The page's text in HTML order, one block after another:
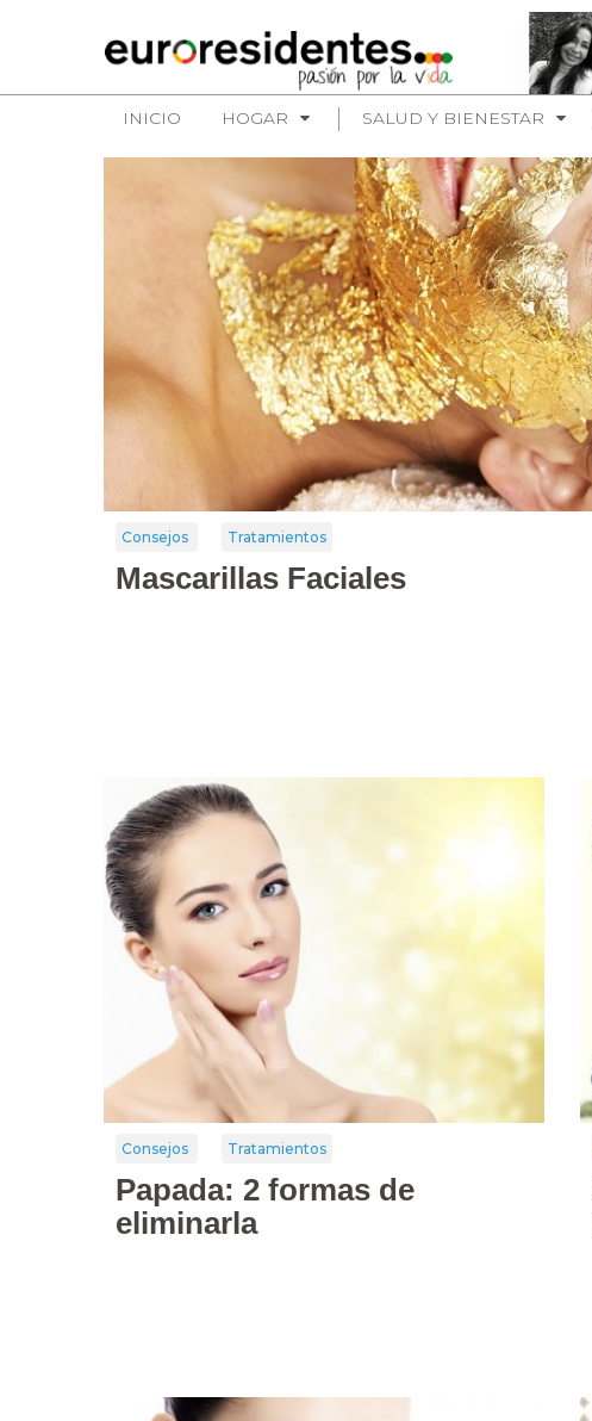
INICIO HOGAR SALUD Y BIENESTAR
Consejos Tratamientos
Mascarillas Faciales
Consejos Tratamientos
Papada: 2 formas de
eliminarla